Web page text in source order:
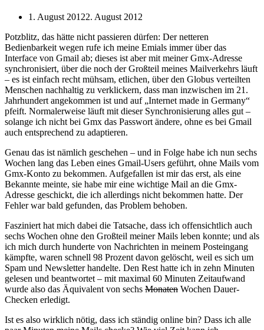
1. August 20122. August 2012
Potzblitz, das hätte nicht passieren dürfen: Der netteren
Bedienbarkeit wegen rufe ich meine Emials immer über das
Interface von Gmail ab; dieses ist aber mit meiner Gmx-Adresse
synchronisiert, über die noch der Großteil meines Mailverkehrs läuft
– es ist einfach recht mühsam, etlichen, über den Globus verteilten
Menschen nachhaltig zu verklickern, dass man inzwischen im 21.
Jahrhundert angekommen ist und auf „Internet made in Germany“
pfeift. Normalerweise läuft mit dieser Synchronisierung alles gut –
solange ich nicht bei Gmx das Passwort ändere, ohne es bei Gmail
auch entsprechend zu adaptieren.
Genau das ist nämlich geschehen – und in Folge habe ich nun sechs
Wochen lang das Leben eines Gmail-Users geführt, ohne Mails vom
Gmx-Konto zu bekommen. Aufgefallen ist mir das erst, als eine
Bekannte meinte, sie habe mir eine wichtige Mail an die Gmx-
Adresse geschickt, die ich allerdings nicht bekommen hatte. Der
Fehler war bald gefunden, das Problem behoben.
Fasziniert hat mich dabei die Tatsache, dass ich offensichtlich auch
sechs Wochen ohne den Großteil meiner Mails leben konnte; und als
ich mich durch hunderte von Nachrichten in meinem Posteingang
kämpfte, waren schnell 98 Prozent davon gelöscht, weil es sich um
Spam und Newsletter handelte. Den Rest hatte ich in zehn Minuten
gelesen und beantwortet – mit maximal 60 Minuten Zeitaufwand
wurde also das Äquivalent von sechs Monaten Wochen Dauer-
Checken erledigt.
Ist es also wirklich nötig, dass ich ständig online bin? Dass ich alle